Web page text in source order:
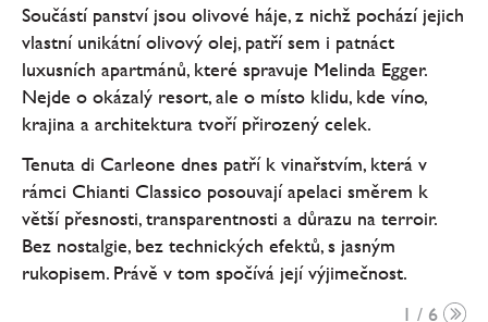
Součástí panství jsou olivové háje, z nichž pochází jejich
vlastní unikátní olivový olej, patří sem i patnáct
luxusních apartmánů, které spravuje Melinda Egger.
Nejde o okázalý resort, ale o místo klidu, kde víno,
krajina a architektura tvoří přirozený celek.
Tenuta di Carleone dnes patří k vinařstvím, která v
rámci Chianti Classico posouvají apelaci směrem k
větší přesnosti, transparentnosti a důrazu na terroir.
Bez nostalgie, bez technických efektů, s jasným
rukopisem. Právě v tom spočívá její výjimečnost.
1 / 6